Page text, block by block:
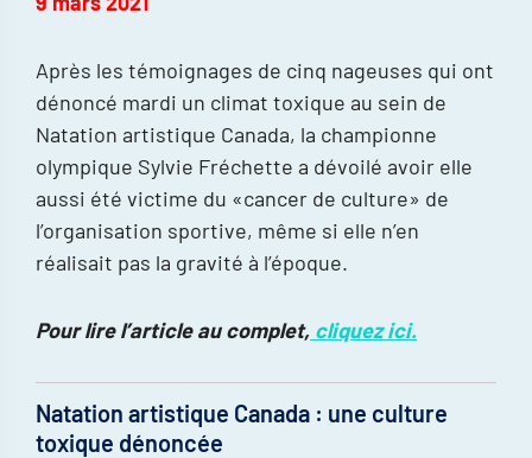
Après les témoignages de cinq nageuses qui ont
dénoncé mardi un climat toxique au sein de
Natation artistique Canada, la championne
olympique Sylvie Fréchette a dévoilé avoir elle
aussi été victime du «cancer de culture» de
l’organisation sportive, même si elle n’en
réalisait pas la gravité à l’époque.
Pour lire l’article au complet, cliquez ici.
Natation artistique Canada : une culture
toxique dénoncée